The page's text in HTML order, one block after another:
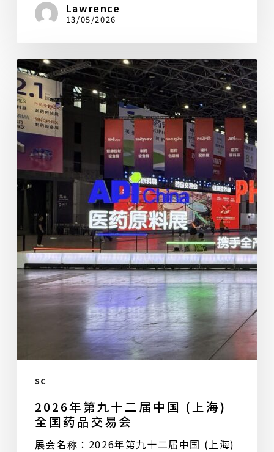
Lawrence
13/05/2026
2026
年
第
九
十
二
中
国
海)
全
国
药
品
sc
2026年第九十二届中国 (上海)
全国药品交易会
展会名称：2026年第九十二届中国 (上海)